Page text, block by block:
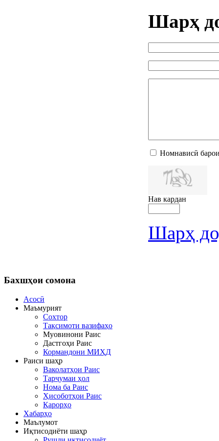
Шарҳ
Номнависӣ
Нав кардан
Шарҳ
Бахшҳои сомона
Асосӣ
Маъмурият
Сохтор
Тақсимоти вазифаҳо
Муовинони Раис
Дастгоҳи Раис
Кормандони МИҲД
Раиси шаҳр
Ваколатҳои Раис
Тарҷумаи ҳол
Нома ба Раис
Ҳисоботҳои Раис
Қарорҳо
Хабарҳо
Маълумот
Иқтисодиёти шаҳр